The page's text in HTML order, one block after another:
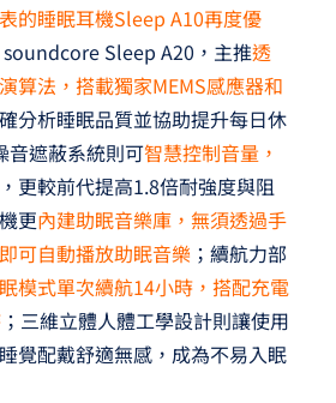
的睡眠耳機Sleep A10再度優
Sleep A20，主推透
算法，搭載獨家MEMS感應器和
分析睡眠品質並協助提升每日休
音遮蔽系統則可智慧控制音量，
更較前代提高1.8倍耐強度與阻
更內建助眠音樂庫，無須透過手
可自動播放助眠音樂 ；續航力部
模式單次續航14小時，搭配充電
；三維立體人體工學設計則讓使用
覺配戴舒適無感，成為不易入眠